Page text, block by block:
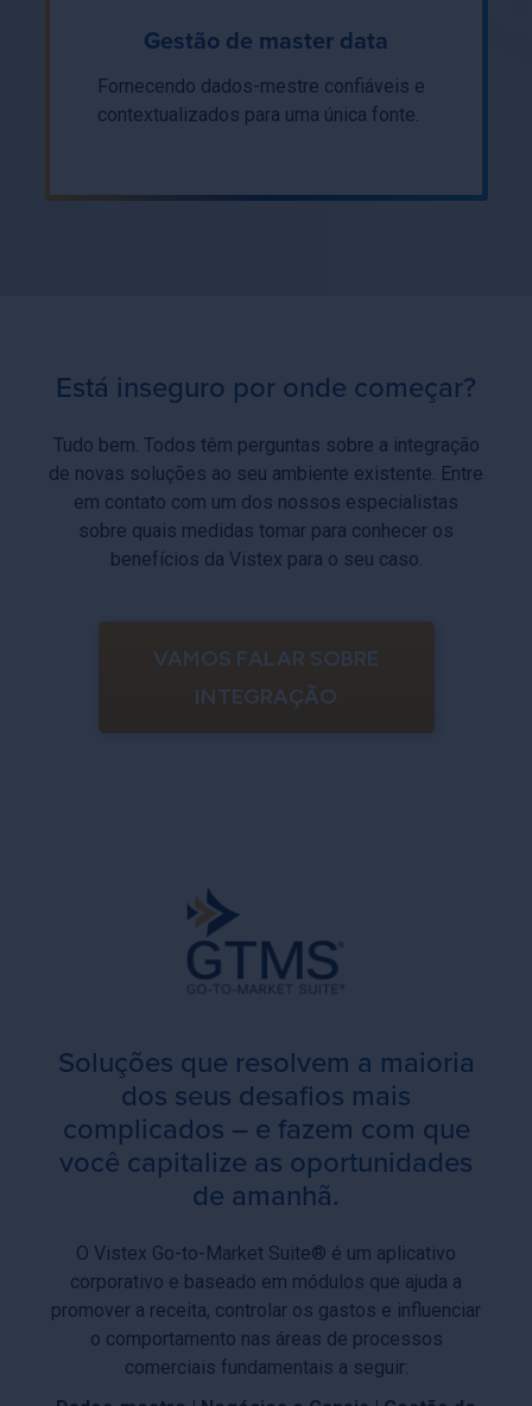
Gestão de master data
Fornecendo dados-mestre confiáveis e
contextualizados para uma única fonte.
Está inseguro por onde começar?
Tudo bem. Todos têm perguntas sobre a integração
de novas soluções ao seu ambiente existente. Entre
em contato com um dos nossos especialistas
sobre quais medidas tomar para conhecer os
benefícios da Vistex para o seu caso.
VAMOS FALAR SOBRE
INTEGRAÇÃO
Soluções que resolvem a maioria
dos seus desafios mais
complicados – e fazem com que
você capitalize as oportunidades
de amanhã.
O Vistex Go-to-Market Suite® é um aplicativo
corporativo e baseado em módulos que ajuda a
promover a receita, controlar os gastos e influenciar
o comportamento nas áreas de processos
comerciais fundamentais a seguir: